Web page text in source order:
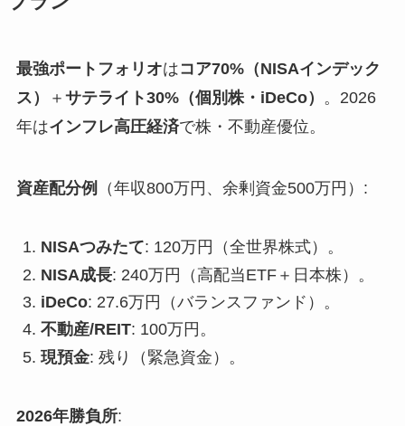
最強ポートフォリオはコア70%（NISAインデック
ス）
＋ サテライト30%（個別株・iDeCo） 。2026
年はインフレ高圧経済で株・不動産優位。
資産配分例 （年収800万円、余剰資金500万円）:
NISAつみたて: 120万円（全世界株式）。
NISA成長: 240万円（高配当ETF＋日本株）。
iDeCo: 27.6万円（バランスファンド）。
不動産/REIT: 100万円。
現預金: 残り（緊急資金）。
2026年勝負所: